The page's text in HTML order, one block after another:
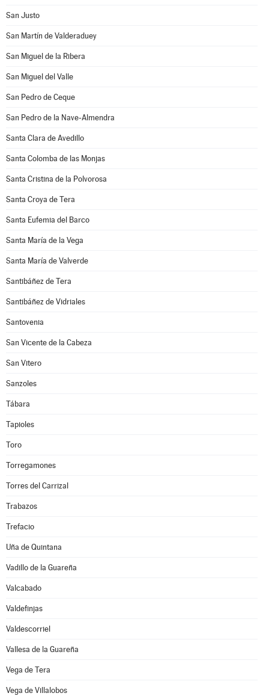
San Justo
San Martín de Valderaduey
San Miguel de la Ribera
San Miguel del Valle
San Pedro de Ceque
San Pedro de la Nave-Almendra
Santa Clara de Avedillo
Santa Colomba de las Monjas
Santa Cristina de la Polvorosa
Santa Croya de Tera
Santa Eufemia del Barco
Santa María de la Vega
Santa María de Valverde
Santibáñez de Tera
Santibáñez de Vidriales
Santovenia
San Vicente de la Cabeza
San Vitero
Sanzoles
Tábara
Tapioles
Toro
Torregamones
Torres del Carrizal
Trabazos
Trefacio
Uña de Quintana
Vadillo de la Guareña
Valcabado
Valdefinjas
Valdescorriel
Vallesa de la Guareña
Vega de Tera
Vega de Villalobos